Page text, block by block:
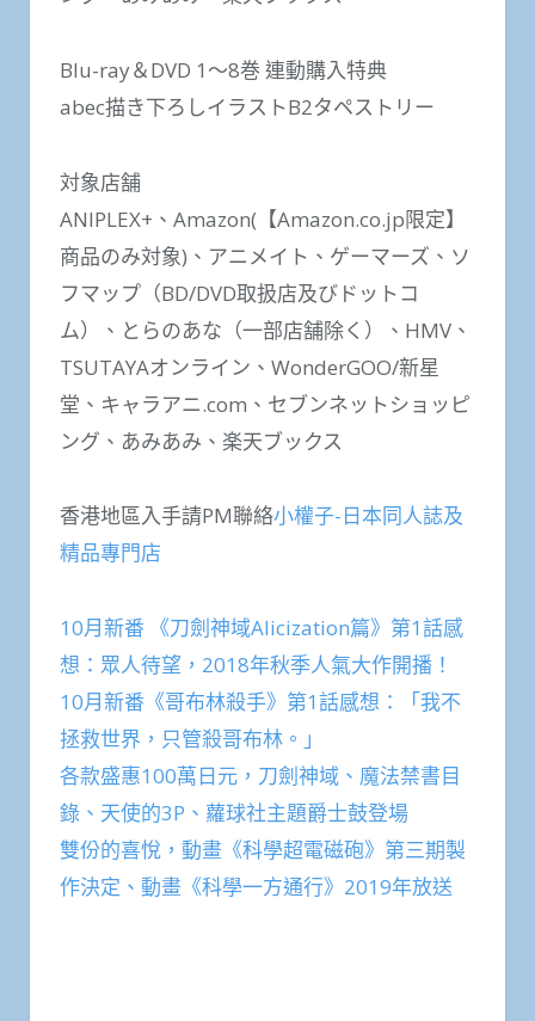
Blu-ray＆DVD 1～8巻 連動購入特典
abec描き下ろしイラストB2タペストリー
対象店舗
ANIPLEX+、Amazon(【Amazon.co.jp限定】
商品のみ対象)、アニメイト、ゲーマーズ、ソ
フマップ（BD/DVD取扱店及びドットコ
ム）、とらのあな（一部店舗除く）、HMV、
TSUTAYAオンライン、WonderGOO/新星
堂、キャラアニ.com、セブンネットショッピ
ング、あみあみ、楽天ブックス
香港地區入手請PM聯絡小權子-日本同人誌及
精品專門店
10月新番 《刀劍神域Alicization篇》第1話感
想：眾人待望，2018年秋季人氣大作開播！
10月新番《哥布林殺手》第1話感想：「我不
拯救世界，只管殺哥布林。」
各款盛惠100萬日元，刀劍神域、魔法禁書目
錄、天使的3P、蘿球社主題爵士鼓登場
雙份的喜悅，動畫《科學超電磁砲》第三期製
作決定、動畫《科學一方通行》2019年放送